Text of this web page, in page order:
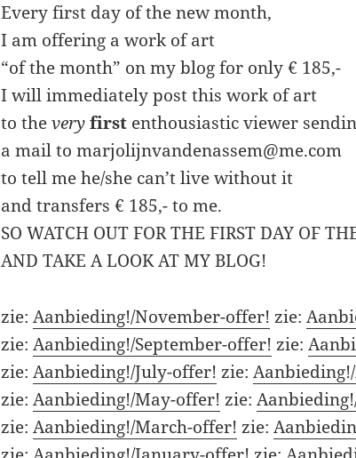
Every first day of the new month,
I am offering a work of art
“of the month” on my blog for only € 185,-
I will immediately post this work of art
to theveryfirst enthousiastic viewer
a mail to marjolijnvandenassem@me.com
to tell me he/she can’t live without it
and transfers € 185,- to me.
SO WATCH OUT FOR THE FIRST DAY OF
AND TAKE A LOOK AT MY BLOG!
zie:Aanbieding!/November-offer! zie:
zie:Aanbieding!/September-offer! zie:
zie:Aanbieding!/July-offer! zie:
zie:Aanbieding!/May-offer! zie:
zie:Aanbieding!/March-offer! zie: